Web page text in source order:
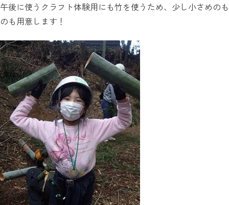
午後に使うクラフト体験用にも竹を使うため、少し小さめのも
のも用意します！